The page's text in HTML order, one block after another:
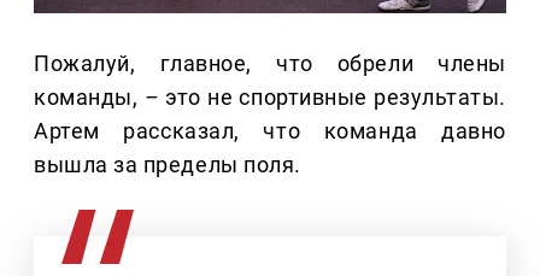
Пожалуй, главное, что обрели члены
команды, – это не спортивные результаты.
Артем рассказал, что команда давно
вышла за пределы поля.